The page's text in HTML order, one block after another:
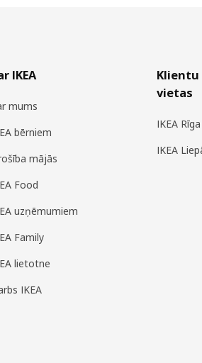
IKEA
mums
bērniem
mājās
Food
uzņēmumiem
Family
lietotne
IKEA
Klientu
vietas
IKEA Rīga
IKEA